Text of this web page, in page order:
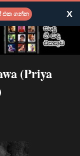
(Priya
එක ගන්න X